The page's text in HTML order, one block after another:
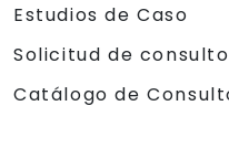
Estudios de Caso
Solicitud de
Catálogo de